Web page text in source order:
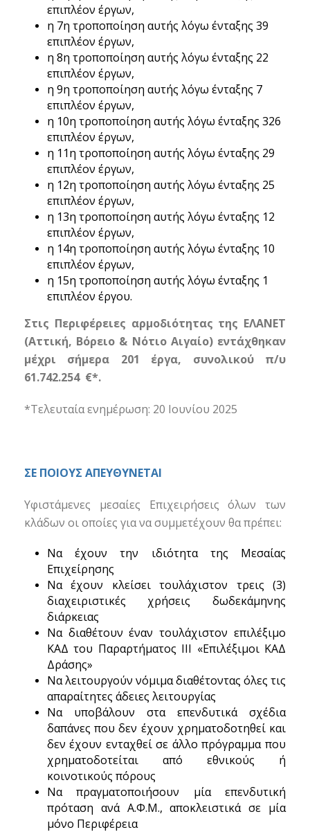
επιπλέον έργων,
η 7η τροποποίηση αυτής λόγω ένταξης 39
επιπλέον έργων,
η 8η τροποποίηση αυτής λόγω ένταξης 22
επιπλέον έργων,
η 9η τροποποίηση αυτής λόγω ένταξης 7
επιπλέον έργων,
η 10η τροποποίηση αυτής λόγω ένταξης 326
επιπλέον έργων,
η 11η τροποποίηση αυτής λόγω ένταξης 29
επιπλέον έργων,
η 12η τροποποίηση αυτής λόγω ένταξης 25
επιπλέον έργων,
η 13η τροποποίηση αυτής λόγω ένταξης 12
επιπλέον έργων,
η 14η τροποποίηση αυτής λόγω ένταξης 10
επιπλέον έργων,
η 15η τροποποίηση αυτής λόγω ένταξης 1
επιπλέον έργου.
Στις Περιφέρειες αρμοδιότητας της ΕΛΑΝΕΤ
(Αττική, Βόρειο & Νότιο Αιγαίο) εντάχθηκαν
μέχρι σήμερα 201 έργα, συνολικού π/υ
61.742.254 €*.
*Τελευταία ενημέρωση: 20 Ιουνίου 2025
ΣΕ ΠΟΙΟΥΣ ΑΠΕΥΘΥΝΕΤΑΙ
Υφιστάμενες μεσαίες Επιχειρήσεις όλων των
κλάδων οι οποίες για να συμμετέχουν θα πρέπει:
Να έχουν την ιδιότητα της Μεσαίας
Επιχείρησης
Να έχουν κλείσει τουλάχιστον τρεις (3)
διαχειριστικές χρήσεις δωδεκάμηνης
διάρκειας
Να διαθέτουν έναν τουλάχιστον επιλέξιμο
ΚΑΔ του Παραρτήματος ΙΙΙ «Επιλέξιμοι ΚΑΔ
Δράσης»
Να λειτουργούν νόμιμα διαθέτοντας όλες τις
απαραίτητες άδειες λειτουργίας
Να υποβάλουν στα επενδυτικά σχέδια
δαπάνες που δεν έχουν χρηματοδοτηθεί και
δεν έχουν ενταχθεί σε άλλο πρόγραμμα που
χρηματοδοτείται από εθνικούς ή
κοινοτικούς πόρους
Να πραγματοποιήσουν μία επενδυτική
πρόταση ανά Α.Φ.Μ., αποκλειστικά σε μία
μόνο Περιφέρεια